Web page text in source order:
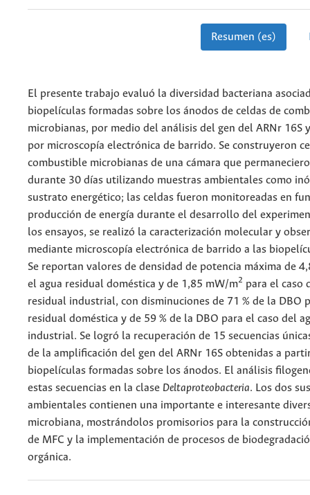
Resumen (es)
El presente trabajo evaluó la diversidad bacteriana
biopelículas formadas sobre los ánodos de celdas de
microbianas, por medio del análisis del gen del ARNr 16S
por microscopía electrónica de barrido. Se construyeron
combustible microbianas de una cámara que
durante 30 días utilizando muestras ambientales como
sustrato energético; las celdas fueron monitoreadas en
producción de energía durante el desarrollo del
los ensayos, se realizó la caracterización molecular y
mediante microscopía electrónica de barrido a las
Se reportan valores de densidad de potencia máxima de
el agua residual doméstica y de 1,85 mW/m2 para el caso
residual industrial, con disminuciones de 71 % de la DBO
residual doméstica y de 59 % de la DBO para el caso del
industrial. Se logró la recuperación de 15 secuencias
de la amplificación del gen del ARNr 16S obtenidas a
biopelículas formadas sobre los ánodos. El análisis
estas secuencias en la clase Deltaproteobacteria. Los dos
ambientales contienen una importante e interesante
microbiana, mostrándolos promisorios para la
de MFC y la implementación de procesos de
orgánica.